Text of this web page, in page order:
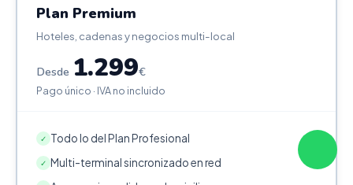
Plan Premium
Hoteles, cadenas y negocios multi-local
Desde 1.299€
Pago único · IVA no incluido
✓ Todo lo del Plan Profesional
✓ Multi-terminal sincronizado en red